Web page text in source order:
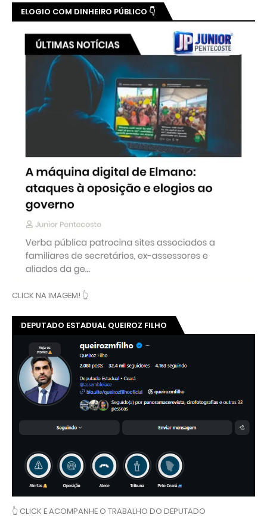
ELOGIO COM DINHEIRO PÚBLICO 👇
CLICK NA IMAGEM! 👆
DEPUTADO ESTADUAL QUEIROZ FILHO
👆 CLICK E ACOMPANHE O TRABALHO DO DEPUTADO